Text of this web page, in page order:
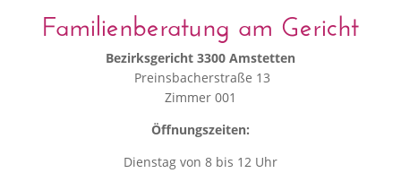
Familienberatung am Gericht
Bezirksgericht 3300 Amstetten
Preinsbacherstraße 13
Zimmer 001
Öffnungszeiten:
Dienstag von 8 bis 12 Uhr